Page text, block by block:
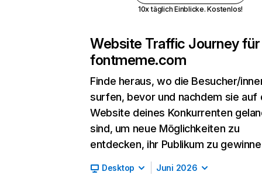
10x täglich Einblicke. Kostenlos!
Website Traffic Journey für
fontmeme.com
Finde heraus, wo die Besucher/
surfen, bevor und nachdem sie auf
Website deines Konkurrenten
sind, um neue Möglichkeiten zu
entdecken, ihr Publikum zu
Desktop Juni 2026